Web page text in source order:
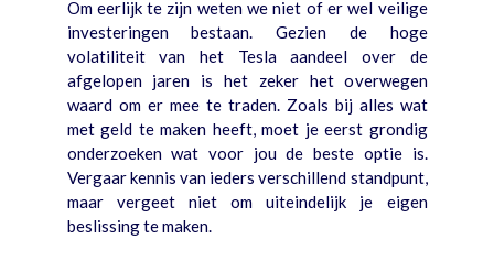
Om eerlijk te zijn weten we niet of er wel veilige
investeringen bestaan. Gezien de hoge
volatiliteit van het Tesla aandeel over de
afgelopen jaren is het zeker het overwegen
waard om er mee te traden. Zoals bij alles wat
met geld te maken heeft, moet je eerst grondig
onderzoeken wat voor jou de beste optie is.
Vergaar kennis van ieders verschillend standpunt,
maar vergeet niet om uiteindelijk je eigen
beslissing te maken.